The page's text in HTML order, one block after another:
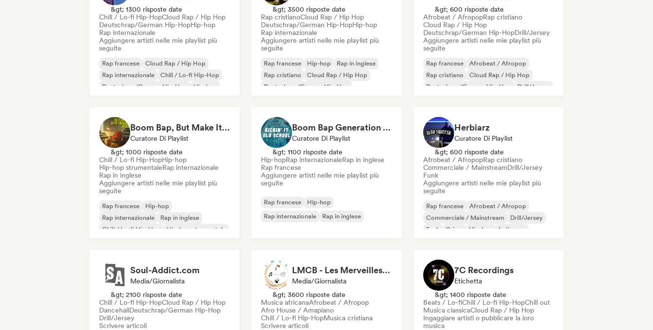
&gt; 1300 risposte date
Chill / Lo-fi Hip-HopCloud Rap / Hip Hop
Deutschrap/German Hip-HopHip-hop
Rap internazionale
Aggiungere artisti nelle mie playlist più
seguite
Rap francese
Cloud Rap / Hip Hop
Rap internazionale
Chill / Lo-fi Hip-Hop
Deutschrap/German Hip-Hop
Hip-hop
&gt; 3500 risposte date
Rap cristianoCloud Rap / Hip Hop
Deutschrap/German Hip-HopHip-hop
Rap internazionale
Aggiungere artisti nelle mie playlist più
seguite
Rap francese Hip-hop
Rap in inglese
Rap cristiano
Cloud Rap / Hip Hop
Deutschrap/German Hip-Hop
&gt; 600 risposte date
Afrobeat / AfropopRap cristiano
Cloud Rap / Hip Hop
Deutschrap/German Hip-HopDrill/Jersey
Aggiungere artisti nelle mie playlist più
seguite
Rap francese
Afrobeat / Afropop
Rap cristiano
Cloud Rap / Hip Hop
Deutschrap/German Hip-Hop
Drill/Jersey
Boom Bap, But Make It Jazzy 🎷 Jazz Rap, Underground & Conscious Hip-Hop
Curatore Di Playlist
&gt; 1000 risposte date
Chill / Lo-fi Hip-HopHip-hop
Hip-hop strumentaleRap internazionale
Rap in inglese
Aggiungere artisti nelle mie playlist più
seguite
Rap francese
Hip-hop
Rap internazionale
Rap in inglese
Chill / Lo-fi Hip-Hop
Hip-hop strumentale
Boom Bap Generation 💥 Underground Hip-Hop, East Coast & Jazz Rap
Curatore Di Playlist
&gt; 1100 risposte date
Hip-hopRap internazionaleRap in inglese
Rap francese
Aggiungere artisti nelle mie playlist più
seguite
Rap francese
Hip-hop
Rap internazionale
Rap in inglese
Herbiarz
Curatore Di Playlist
&gt; 600 risposte date
Afrobeat / AfropopRap cristiano
Commerciale / MainstreamDrill/Jersey
Funk
Aggiungere artisti nelle mie playlist più
seguite
Rap francese
Afrobeat / Afropop
Commerciale / Mainstream
Drill/Jersey
Funk
Grime Hip-hop Indie pop
Soul-Addict.com
Media/Giornalista
&gt; 2100 risposte date
Chill / Lo-fi Hip-HopCloud Rap / Hip Hop
DancehallDeutschrap/German Hip-Hop
Drill/Jersey
Scrivere articoli
LMCB - Les Merveilles du Congo 🇨🇬
Media/Giornalista
&gt; 3600 risposte date
Musica africanaAfrobeat / Afropop
Afro House / Amapiano
Chill / Lo-fi Hip-HopMusica cristiana
Scrivere articoli
7C Recordings
Etichetta
&gt; 1400 risposte date
Beats / Lo-fiChill / Lo-fi Hip-HopChill out
Musica classicaCloud Rap / Hip Hop
Ingaggiare artisti o pubblicare la loro
musica